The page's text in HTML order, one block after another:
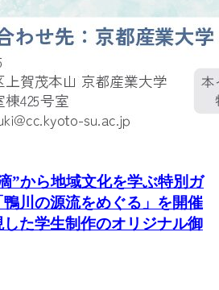
”から地域文化を学ぶ特別ガ
川の源流をめぐる」を開催
た学生制作のオリジナル御